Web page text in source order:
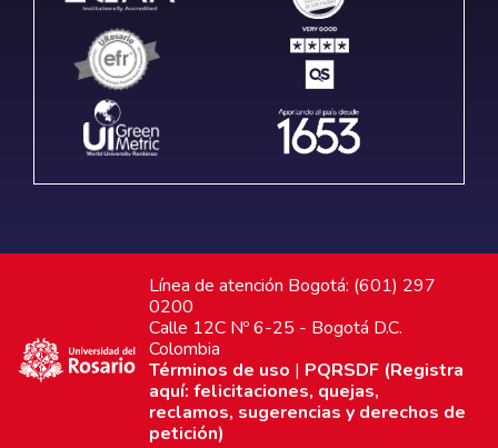
Línea de atención Bogotá: (601) 297
0200
Calle 12C Nº 6-25 - Bogotá D.C.
Colombia
Términos de uso | PQRSDF (Registra
aquí: felicitaciones, quejas,
reclamos, sugerencias y derechos de
petición)